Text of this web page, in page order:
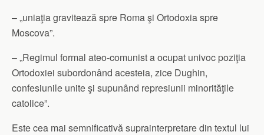
– „uniaţia gravitează spre Roma şi Ortodoxia spre
Moscova”.
– „Regimul formal ateo-comunist a ocupat univoc poziţia
Ortodoxiei subordonând acesteia, zice Dughin,
confesiunile unite şi supunând represiunii minorităţile
catolice”.
Este cea mai semnificativă suprainterpretare din textul lui